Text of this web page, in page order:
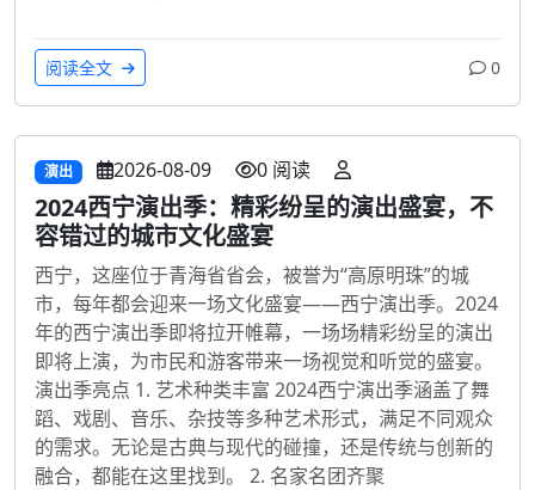
阅读全文 0
演出 2026-08-09 0 阅读
2024西宁演出季：精彩纷呈的演出盛宴，不
容错过的城市文化盛宴
西宁，这座位于青海省省会，被誉为“高原明珠”的城
市，每年都会迎来一场文化盛宴——西宁演出季。2024
年的西宁演出季即将拉开帷幕，一场场精彩纷呈的演出
即将上演，为市民和游客带来一场视觉和听觉的盛宴。
演出季亮点 1. 艺术种类丰富 2024西宁演出季涵盖了舞
蹈、戏剧、音乐、杂技等多种艺术形式，满足不同观众
的需求。无论是古典与现代的碰撞，还是传统与创新的
融合，都能在这里找到。 2. 名家名团齐聚